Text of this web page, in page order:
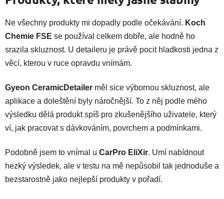
Ne všechny produkty mi dopadly podle očekávání. Koch
Chemie FSE se používal celkem dobře, ale hodně ho
srazila skluznost. U detaileru je právě pocit hladkosti jedna z
věcí, kterou v ruce opravdu vnímám.
Gyeon CeramicDetailer měl sice výbornou skluznost, ale
aplikace a doleštění byly náročnější. To z něj podle mého
výsledku dělá produkt spíš pro zkušenějšího uživatele, který
ví, jak pracovat s dávkováním, povrchem a podmínkami.
Podobně jsem to vnímal u CarPro EliXir. Umí nabídnout
hezký výsledek, ale v testu na mě nepůsobil tak jednoduše a
bezstarostně jako nejlepší produkty v pořadí.